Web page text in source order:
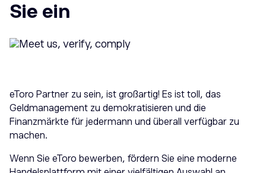
Sie ein
eToro Partner zu sein, ist großartig! Es ist toll, das
Geldmanagement zu demokratisieren und die
Finanzmärkte für jedermann und überall verfügbar zu
machen.
Wenn Sie eToro bewerben, fördern Sie eine moderne